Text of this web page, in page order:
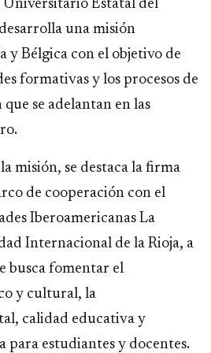
Universitario Estatal del
una misión
y Bélgica con el objetivo de
formativas y los procesos de
se adelantan en las
misión, se destaca la firma
de cooperación con el
Iberoamericanas La
Internacional de la Rioja, a
busca fomentar el
y cultural, la
calidad educativa y
para estudiantes y docentes.